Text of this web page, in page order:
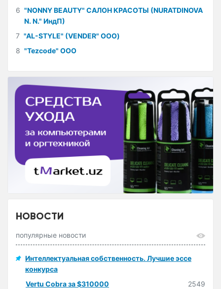
6 "NONNY BEAUTY" САЛОН КРАСОТЫ (NURATDINOVA
N. N." ИндП)
7 "AL-STYLE" (VENDER" ООО)
8 "Tezcode" ООО
НОВОСТИ
популярные новости
Интеллектуальная собственность. Лучшие эссе
конкурса
Vertu Cobra за $310000
2549